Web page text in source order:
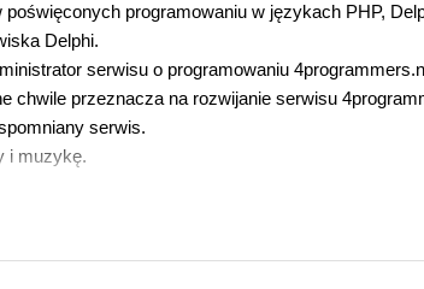
poświęconych programowaniu w językach PHP,
Delphi.
serwisu o programowaniu
chwile przeznacza na rozwijanie serwisu
serwis.
i muzykę.